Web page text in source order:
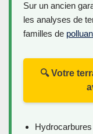
Sur un ancien
les analyses de
familles de
🔍 Votre